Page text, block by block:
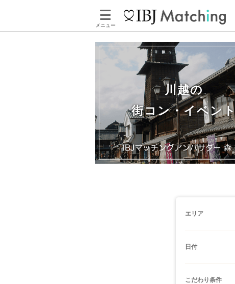
メニュー
川越の
街コン・イベント
エリア
日付
こだわり条件